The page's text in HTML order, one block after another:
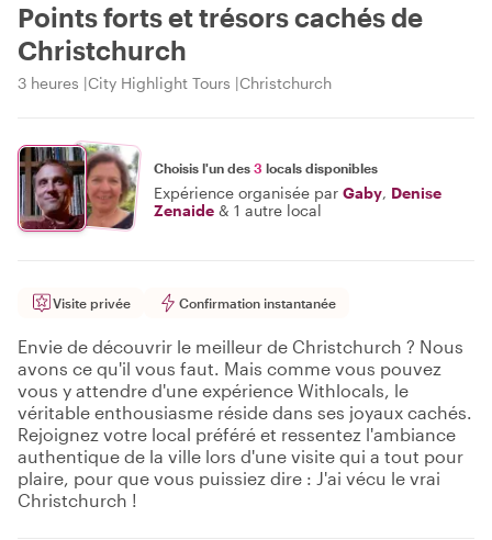
Points forts et trésors cachés de
Christchurch
3 heures City Highlight Tours Christchurch
Choisis l'un des 3 locals disponibles
Expérience organisée par Gaby, Denise
Zenaide & 1 autre local
Visite privée Confirmation instantanée
Envie de découvrir le meilleur de Christchurch ? Nous
avons ce qu'il vous faut. Mais comme vous pouvez
vous y attendre d'une expérience Withlocals, le
véritable enthousiasme réside dans ses joyaux cachés.
Rejoignez votre local préféré et ressentez l'ambiance
authentique de la ville lors d'une visite qui a tout pour
plaire, pour que vous puissiez dire : J'ai vécu le vrai
Christchurch !